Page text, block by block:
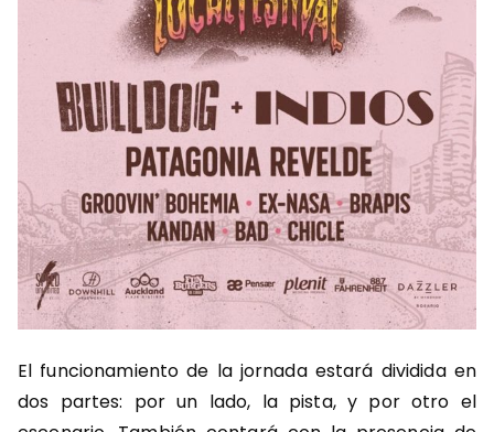
El funcionamiento de la jornada estará dividida en
dos partes: por un lado, la pista, y por otro el